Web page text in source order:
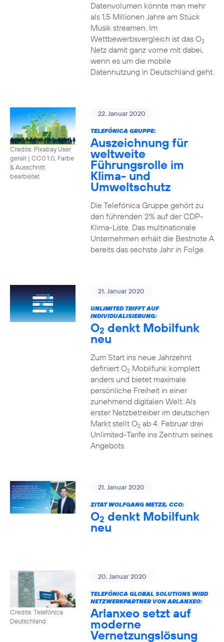
Datenvolumen könnte man mehr
als 1,5 Millionen Jahre am Stück
Musik streamen. Im
Wettbewerbsvergleich ist das O2
Netz damit ganz vorne mit dabei,
wenn es um die mobile
Datennutzung in Deutschland geht.
Credits: Pixabay User
geralt | CC0 1.0, Farbe
& Ausschnitt
bearbeitet
22. Januar 2020
TELEFÓNICA GRUPPE:
Auszeichnung für
weltweite
Führungsrolle im
Klima- und
Umweltschutz
Die Telefónica Gruppe gehört zu
den führenden 2% auf der CDP-
Klima-Liste. Das multinationale
Unternehmen erhält die Bestnote A
bereits das sechste Jahr in Folge.
21. Januar 2020
UNLIMITED TRIFFT AUF
INDIVIDUALISIERUNG:
O2 denkt Mobilfunk
neu
Zum Start ins neue Jahrzehnt
definiert O2Mobilfunk komplett
anders und bietet maximale
persönliche Freiheit in einer
zunehmend digitalen Welt: Als
erster Netzbetreiber im deutschen
Markt stellt O2ab 4. Februar drei
Unlimited-Tarife ins Zentrum seines
Angebots.
21. Januar 2020
ZITAT WOLFGANG METZE, CCO:
O2 denkt Mobilfunk
neu
Credits: Telefónica
Deutschland
20. Januar 2020
TELEFÓNICA GLOBAL SOLUTIONS WIRD
NETZWERKPARTNER VON ARLANXEO:
Arlanxeo setzt auf
moderne
Vernetzungslösung